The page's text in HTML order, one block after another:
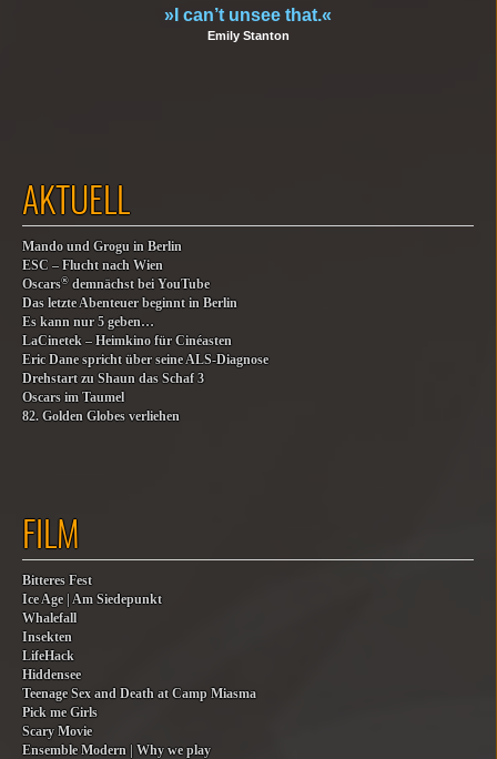
»I can’t unsee that.«
Emily Stanton
AKTUELL
Mando und Grogu in Berlin
ESC – Flucht nach Wien
Oscars® demnächst bei YouTube
Das letzte Abenteuer beginnt in Berlin
Es kann nur 5 geben…
LaCinetek – Heimkino für Cinéasten
Eric Dane spricht über seine ALS-Diagnose
Drehstart zu Shaun das Schaf 3
Oscars im Taumel
82. Golden Globes verliehen
FILM
Bitteres Fest
Ice Age | Am Siedepunkt
Whalefall
Insekten
LifeHack
Hiddensee
Teenage Sex and Death at Camp Miasma
Pick me Girls
Scary Movie
Ensemble Modern | Why we play